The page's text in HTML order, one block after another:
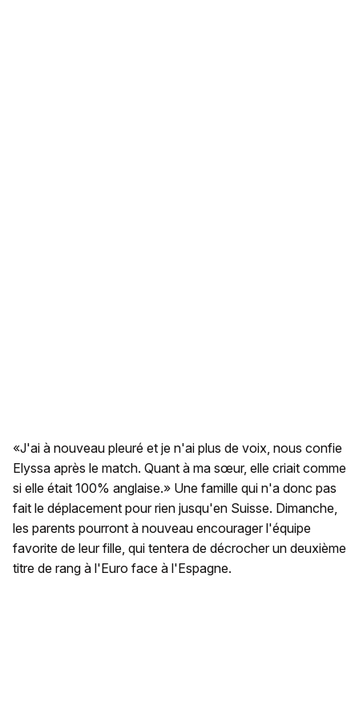
«J'ai à nouveau pleuré et je n'ai plus de voix, nous confie
Elyssa après le match. Quant à ma sœur, elle criait comme
si elle était 100% anglaise.» Une famille qui n'a donc pas
fait le déplacement pour rien jusqu'en Suisse. Dimanche,
les parents pourront à nouveau encourager l'équipe
favorite de leur fille, qui tentera de décrocher un deuxième
titre de rang à l'Euro face à l'Espagne.